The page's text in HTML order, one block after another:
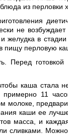
из
не
желудка в
пищу перловую
Перед
каша стала
примерно 11
молоке,
каши ее
масса, и
сливками.